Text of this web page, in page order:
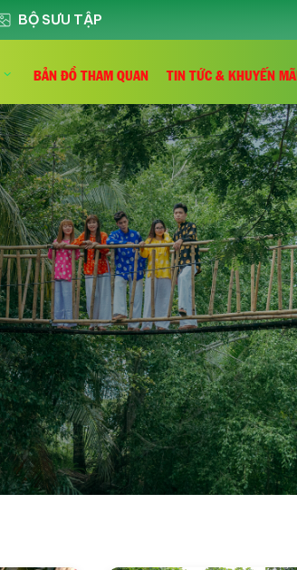
BỘ SƯU TẬP
BẢN ĐỒ THAM QUAN TIN TỨC & KHUYẾN